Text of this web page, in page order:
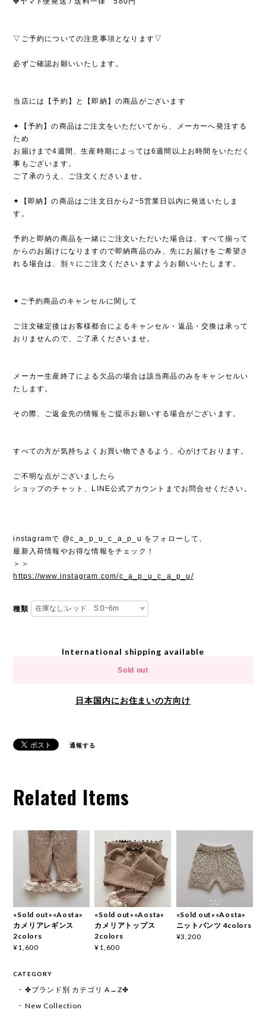
▽ご予約についての注意事項となります▽
必ずご確認お願いいたします。
当店には【予約】と【即納】の商品がございます
✦【予約】の商品はご注文をいただいてから、メーカーへ発注する
ため
お届けまで4週間、生産時期によっては6週間以上お時間をいただく
事もございます。
ご了承のうえ、ご注文くださいませ。
✦【即納】の商品はご注文日から2~5営業日以内に発送いたしま
す。
予約と即納の商品を一緒にご注文いただいた場合は、すべて揃って
からのお届けになりますので即納商品のみ、先にお届けをご希望さ
れる場合は、別々にご注文くださいますようお願いいたします。
✦ご予約商品のキャンセルに関して
ご注文確定後はお客様都合によるキャンセル・返品・交換は承って
おりませんので、ご了承くださいませ。
メーカー生産終了による欠品の場合は該当商品のみをキャンセルい
たします。
その際、ご返金先の情報をご提示お願いする場合がございます。
すべての方が気持ちよくお買い物できるよう、心がけております。
ご不明な点がございましたら
ショップのチャット、LINE公式アカウントまでお問合せください。
instagramで @c_a_p_u_c_a_p_u をフォローして、
最新入荷情報やお得な情報をチェック！
＞＞
https://www.instagram.com/c_a_p_u_c_a_p_u/
種類
International shipping available
Sold out
日本国内にお住まいの方向け
通報する
Related Items
«Sold out»«Aosta»
カメリアレギンス
2colors
¥1,600
«Sold out»«Aosta»
カメリアトップス
2colors
¥1,600
«Sold out»«Aosta»
ニットパンツ 4colors
¥3,200
CATEGORY
✤ブランド別 カテゴリ A→Z✤
New Collection